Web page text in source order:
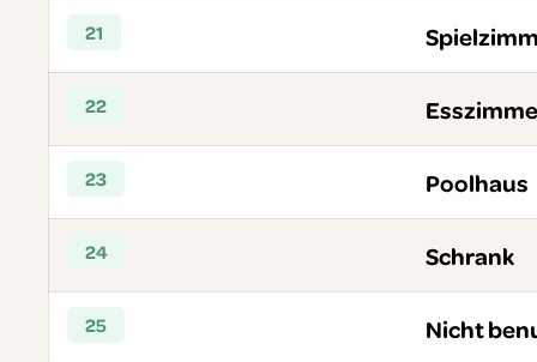
21
22
23 Poolhaus
24 Schrank
25 Nicht